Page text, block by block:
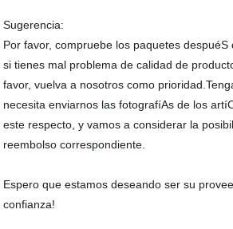
Sugerencia:
Por favor, compruebe los paquetes despuéS
si tienes mal problema de calidad de
favor, vuelva a nosotros como
necesita enviarnos las fotografíAs de los
este respecto, y vamos a considerar la
reembolso correspondiente.
Espero que estamos deseando ser su
confianza!